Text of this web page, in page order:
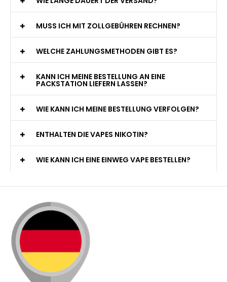
MUSS ICH MIT ZOLLGEBÜHREN RECHNEN?
WELCHE ZAHLUNGSMETHODEN GIBT ES?
KANN ICH MEINE BESTELLUNG AN EINE
PACKSTATION LIEFERN LASSEN?
WIE KANN ICH MEINE BESTELLUNG VERFOLGEN?
ENTHALTEN DIE VAPES NIKOTIN?
WIE KANN ICH EINE EINWEG VAPE BESTELLEN?